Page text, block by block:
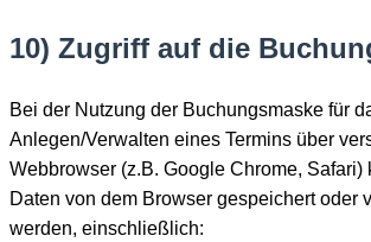
10) Zugriff auf die
Bei der Nutzung der Buchungsmaske für
Anlegen/Verwalten eines Termins über
Webbrowser (z.B. Google Chrome, Safari)
Daten von dem Browser gespeichert oder
werden, einschließlich: